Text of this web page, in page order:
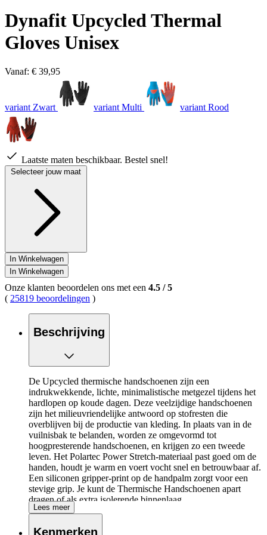
Dynafit Upcycled Thermal
Gloves Unisex
Vanaf: € 39,95
variant Zwart variant Multi variant Rood
Laatste maten beschikbaar. Bestel snel!
Selecteer jouw maat
In Winkelwagen
In Winkelwagen
Onze klanten beoordelen ons met een 4.5 /5
( 25819 beoordelingen )
Beschrijving
De Upcycled thermische handschoenen zijn een
indrukwekkende, lichte, minimalistische metgezel tijdens het
hardlopen op koude dagen. Deze veelzijdige handschoenen
zijn het milieuvriendelijke antwoord op stofresten die
overblijven bij de productie van kleding. In plaats van in de
vuilnisbak te belanden, worden ze omgevormd tot
hoogpresterende handschoenen, en krijgen zo een tweede
leven. Het Polartec Power Stretch-materiaal past goed om de
handen, houdt je warm en voert vocht snel en betrouwbaar af.
Een siliconen gripper-print op de handpalm zorgt voor een
stevige grip. Je kunt de Thermische Handschoenen apart
dragen of als extra isolerende binnenlaag.
Lees meer
Kenmerken